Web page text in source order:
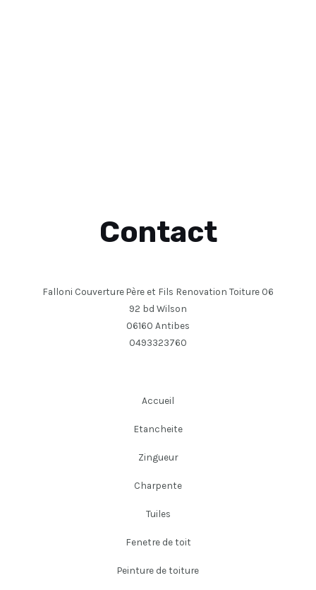
Contact
Falloni Couverture Père et Fils Renovation Toiture 06
92 bd Wilson
06160 Antibes
0493323760
Accueil
Etancheite
Zingueur
Charpente
Tuiles
Fenetre de toit
Peinture de toiture